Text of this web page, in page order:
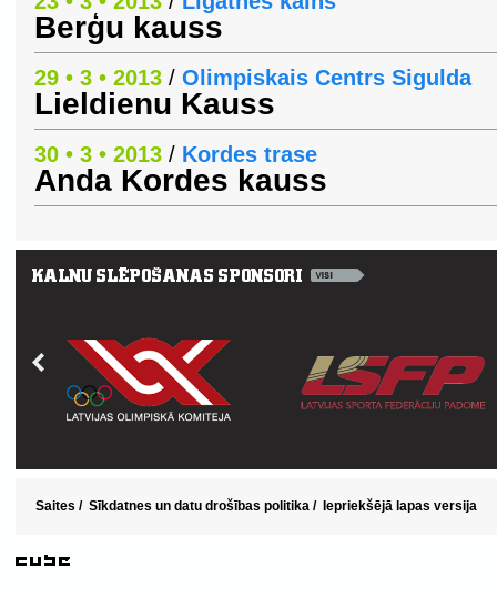
Berģu kauss
29 • 3 • 2013 / Olimpiskais Centrs Sigulda
Lieldienu Kauss
30 • 3 • 2013 / Kordes trase
Anda Kordes kauss
Saites / Sīkdatnes un datu drošības politika / Iepriekšējā lapas versija